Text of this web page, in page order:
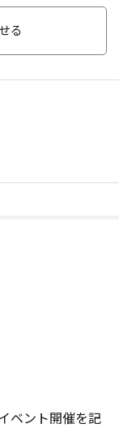
る
ベント開催を記